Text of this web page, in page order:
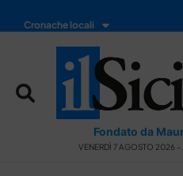
Cronache locali
Fondato da
VENERDÌ 7 AGOSTO 2026 -